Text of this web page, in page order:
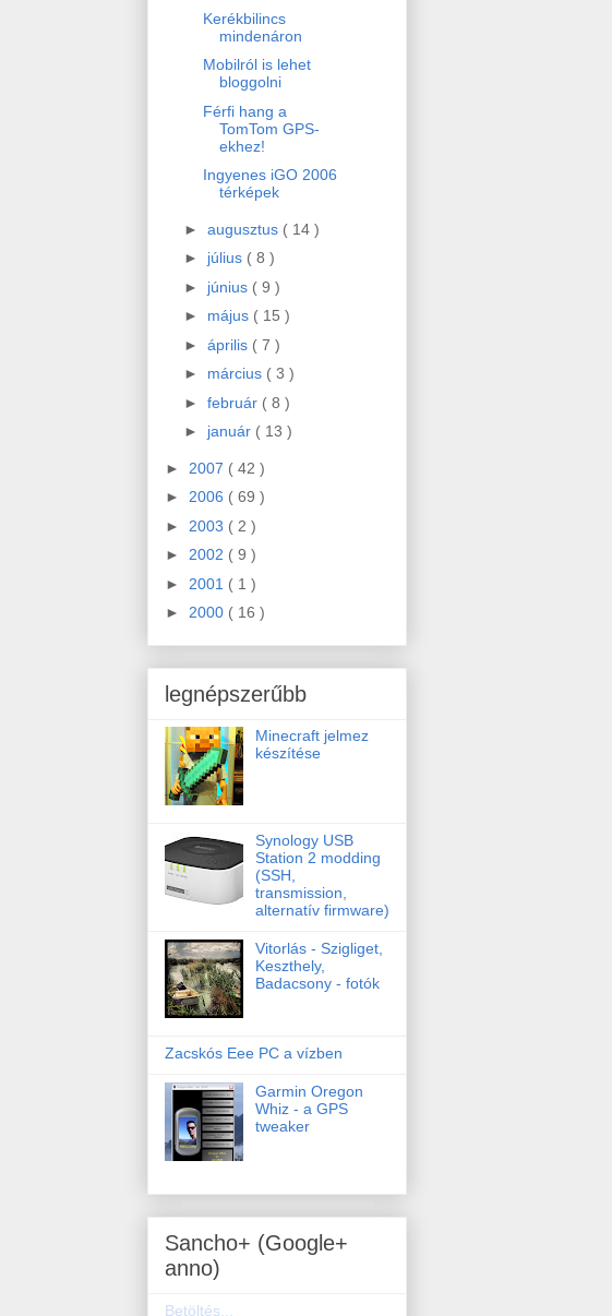
Kerékbilincs
mindenáron
Mobilról is lehet
bloggolni
Férfi hang a
TomTom GPS-
ekhez!
Ingyenes iGO 2006
térképek
► augusztus ( 14 )
► július ( 8 )
► június ( 9 )
► május ( 15 )
► április ( 7 )
► március ( 3 )
► február ( 8 )
► január ( 13 )
► 2007 ( 42 )
► 2006 ( 69 )
► 2003 ( 2 )
► 2002 ( 9 )
► 2001 ( 1 )
► 2000 ( 16 )
legnépszerűbb
Minecraft jelmez
készítése
Synology USB
Station 2 modding
(SSH,
transmission,
alternatív firmware)
Vitorlás - Szigliget,
Keszthely,
Badacsony - fotók
Zacskós Eee PC a vízben
Garmin Oregon
Whiz - a GPS
tweaker
Sancho+ (Google+
anno)
Betöltés...